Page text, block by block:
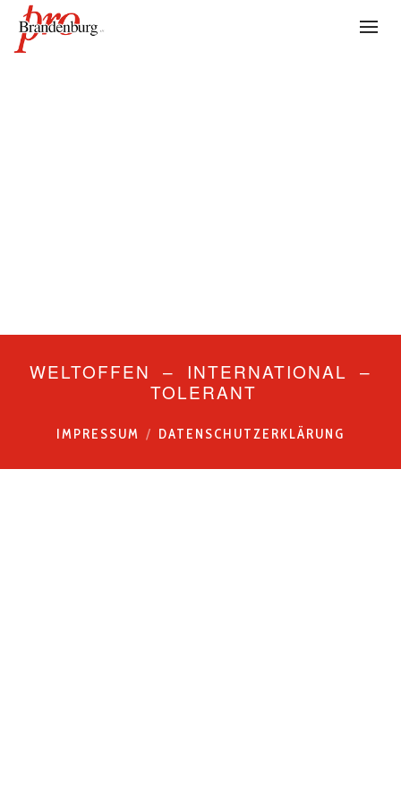
WELTOFFEN – INTERNATIONAL –
TOLERANT
IMPRESSUM DATENSCHUTZERKLÄRUNG